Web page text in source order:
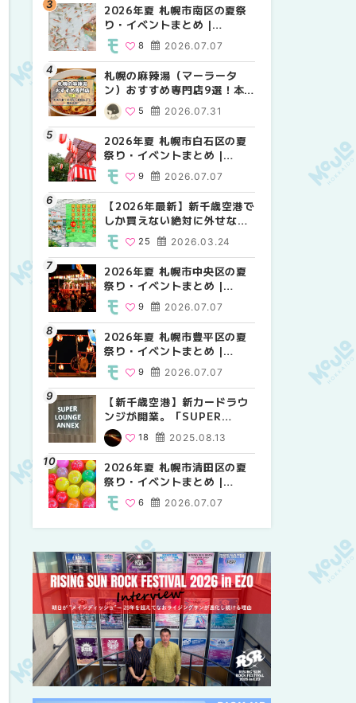
2026年夏 札幌市南区の夏祭
り・イベントまとめ |
MouLa HOKKAIDO
2026.07.07
8
札幌の麻辣湯（マーラータ
ン）おすすめ専門店9選！本
場の量り売りから最新店まで
徹底比較 | MouLa
HOKKAIDO
2026.07.31
5
2026年夏 札幌市白石区の夏
祭り・イベントまとめ |
MouLa HOKKAIDO
2026.07.07
9
【2026年最新】新千歳空港で
しか買えない絶対に外せない
限定スイーツ・焼き菓子18選
| MouLa HOKKAIDO
2026.03.24
25
2026年夏 札幌市中央区の夏
祭り・イベントまとめ |
MouLa HOKKAIDO
2026.07.07
9
2026年夏 札幌市豊平区の夏
祭り・イベントまとめ |
MouLa HOKKAIDO
2026.07.07
9
【新千歳空港】新カードラウ
ンジが開業。「SUPER
LOUNGE ANNEX（スーパー
ラウンジアネックス）」をご
紹介！！ | MouLa
HOKKAIDO
2025.08.13
18
2026年夏 札幌市清田区の夏
祭り・イベントまとめ |
MouLa HOKKAIDO
2026.07.07
6
2026年夏 札幌市北区の夏祭
り・イベントまとめ |
9
2026年夏 札幌市手稲区の夏
祭り・イベントまとめ |
10
2026年夏 札幌市白石区の夏
祭り・イベントまとめ |
9
2026年夏 札幌市南区の夏祭
り・イベントまとめ |
8
2026年夏 札幌市清田区の夏
祭り・イベントまとめ |
6
2026年夏 札幌市豊平区の夏
祭り・イベントまとめ |
9
2026年夏 札幌市中央区の夏
祭り・イベントまとめ |
9
2026年夏 恵庭市・千歳市の
夏祭り・イベントまとめ |
9
2026年夏 札幌市西区の夏祭
り・イベントまとめ |
12
2026年夏 札幌市白石区の夏
祭り・イベントまとめ |
9
2026年夏 札幌市手稲区の夏
祭り・イベントまとめ |
10
2026年夏 札幌市清田区の夏
祭り・イベントまとめ |
6
札幌の麻辣湯（マーラータ
ン）おすすめ専門店6選！本
徹底比較 | MouLa
HOKKAIDO
5
【2026年最新】新千歳空港で
しか買えない絶対に外せない
限定スイーツ・焼き菓子18選
| MouLa HOKKAIDO
25
【新千歳空港】新カードラウ
ンジが開業。「SUPER
ラウンジアネックス）」をご
紹介！！ | MouLa
HOKKAIDO
18
2026年夏 札幌市豊平区の夏
祭り・イベントまとめ |
9